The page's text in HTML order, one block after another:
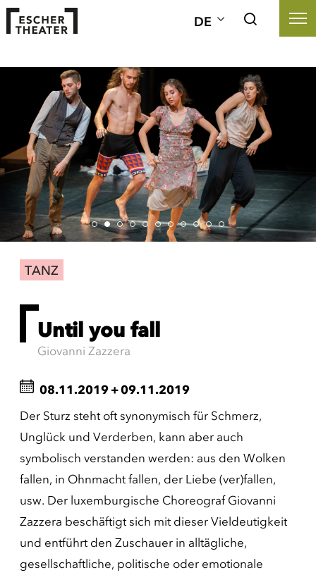
DE
TANZ
Until you fall
Giovanni Zazzera
08.11.2019 +09.11.2019
Der Sturz steht oft synonymisch für Schmerz,
Unglück und Verderben, kann aber auch
symbolisch verstanden werden: aus den Wolken
fallen, in Ohnmacht fallen, der Liebe (ver)fallen,
usw. Der luxemburgische Choreograf Giovanni
Zazzera beschäftigt sich mit dieser Vieldeutigkeit
und entführt den Zuschauer in alltägliche,
gesellschaftliche, politische oder emotionale